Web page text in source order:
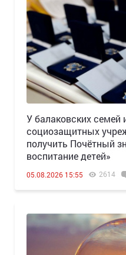
У балаковских семей
социозащитных
получить Почётный
воспитание детей»
05.08.2026 15:55 2614